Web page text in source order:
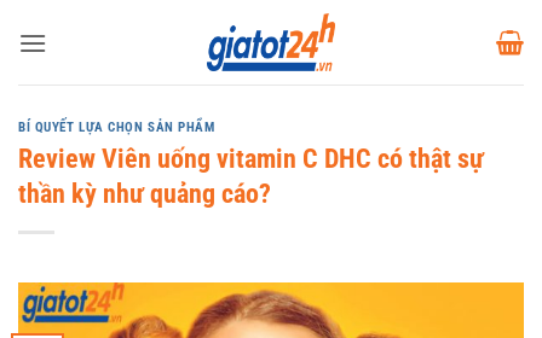
qua
BÍ QUYẾT LỰA CHỌN SẢN PHẨM
Review Viên uống vitamin C DHC có thật sự
thần kỳ như quảng cáo?